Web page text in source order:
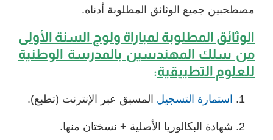
مصطحبين جميع الوثائق المطلوبة أدناه.
الوثائق المطلوبة لمباراة ولوج السنة الأولى
من سلك المهندسين بالمدرسة الوطنية
للعلوم التطبيقية:
استمارة التسجيل المسبق عبر الإنترنت (تطبع).
شهادة البكالوريا الأصلية + نسختان منها.